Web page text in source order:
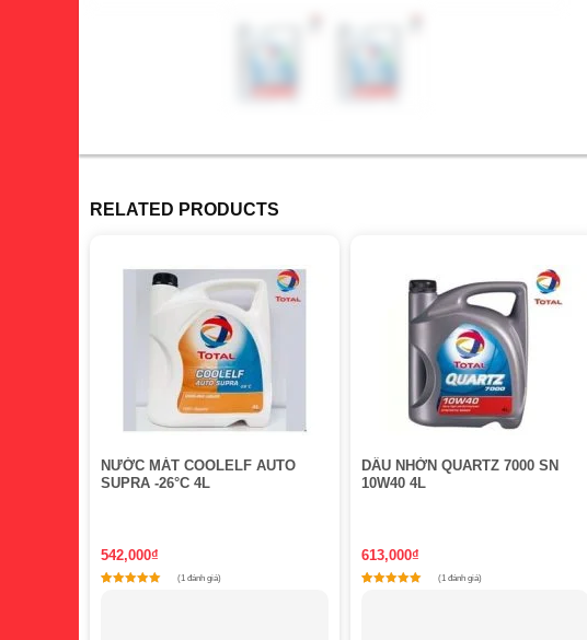
RELATED PRODUCTS
NƯỚC MÁT COOLELF AUTO
SUPRA -26°C 4L
542,000₫
(1 đánh giá)
DẦU NHỜN QUARTZ 7000 SN
10W40 4L
613,000₫
(1 đánh giá)